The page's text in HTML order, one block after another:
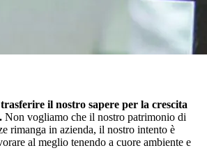
il nostro sapere per la crescita
Non vogliamo che il nostro patrimonio di
rimanga in azienda, il nostro intento è
al meglio tenendo a cuore ambiente e